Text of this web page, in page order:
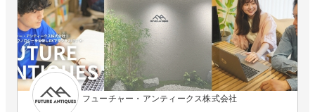
フューチャー・アンティークス株式会社